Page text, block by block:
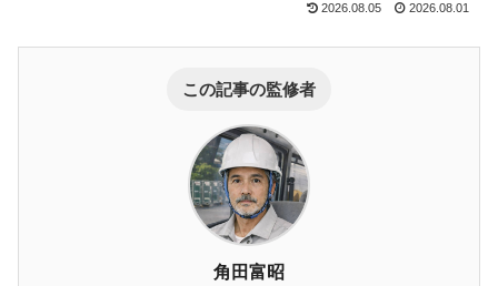
2026.08.05 2026.08.01
この記事の監修者
角田富昭